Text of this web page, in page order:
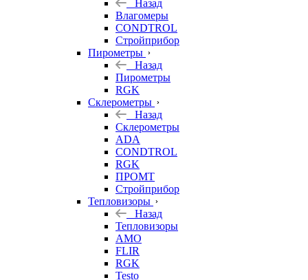
Назад
Влагомеры
CONDTROL
Стройприбор
Пирометры
Назад
Пирометры
RGK
Склерометры
Назад
Склерометры
ADA
CONDTROL
RGK
ПРОМТ
Стройприбор
Тепловизоры
Назад
Тепловизоры
AMO
FLIR
RGK
Testo